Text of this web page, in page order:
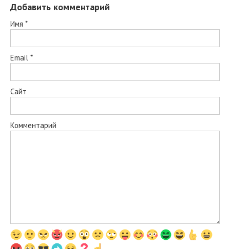
Добавить комментарий
Имя *
Email *
Сайт
Комментарий